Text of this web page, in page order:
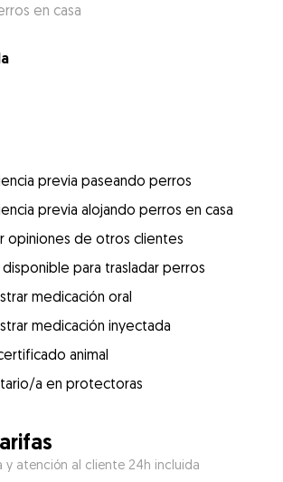
en casa
previa paseando perros
previa alojando perros en casa
opiniones de otros clientes
para trasladar perros
medicación oral
medicación inyectada
animal
a en protectoras
y atención al cliente 24h incluida